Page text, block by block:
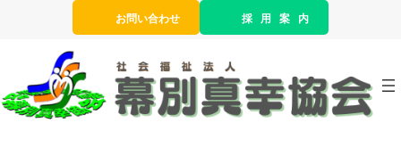
へ
ス
ョ
ン
お問い合わせ 採 用 案 内